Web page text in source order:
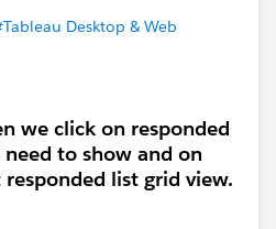
Desktop & Web
we click on responded
to show and on
list grid view.